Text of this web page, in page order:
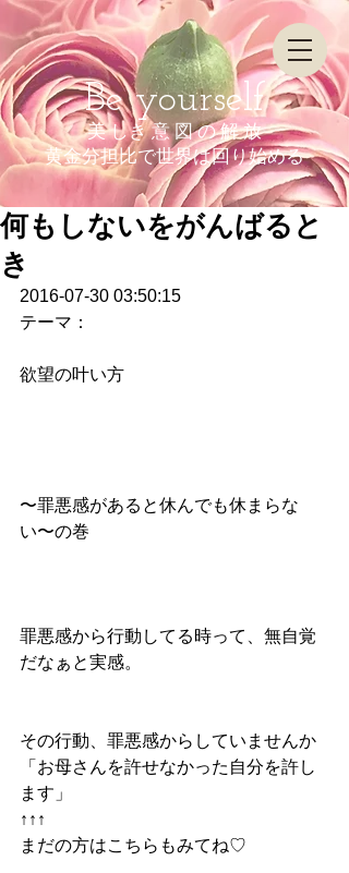
Be yourself
美 しき 意 図 の 解 放
​黄金分担比で世界は回り始める
何もしないをがんばると
き
2016-07-30 03:50:15
テーマ：
欲望の叶い方
〜罪悪感があると休んでも休まらな
い〜の巻
罪悪感から行動してる時って、無自覚
だなぁと実感。
その行動、罪悪感からしていませんか
「お母さんを許せなかった自分を許し
ます」
↑↑↑
まだの方はこちらもみてね♡